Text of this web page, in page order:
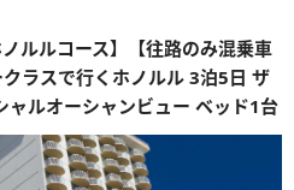
ルルコース】【往路のみ混乗車
ラスで行くホノルル 3泊5日 ザ
ャルオーシャンビュー ベッド1台